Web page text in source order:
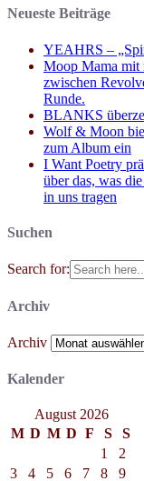
Neueste Beiträge
YEAHRS –
Moop Mama mit
zwischen
Runde.
BLANKS
Wolf & Moon
zum Album ein
I Want Poetry
über das, was
in uns tragen
Suchen
Search for:
Archiv
Archiv
Kalender
August 2026
M D M D F S
S
1
2
3
4 5 6 7 8 9